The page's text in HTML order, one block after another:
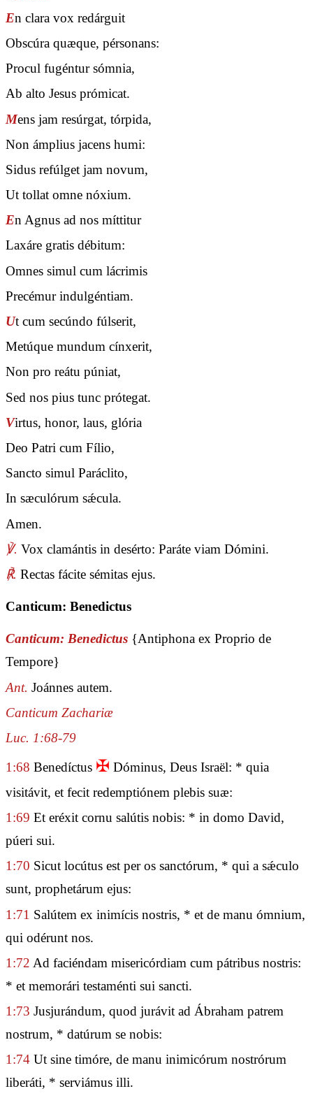
En clara vox redárguit
Obscúra quæque, pérsonans:
Procul fugéntur sómnia,
Ab alto Jesus prómicat.
Mens jam resúrgat, tórpida,
Non ámplius jacens humi:
Sidus refúlget jam novum,
Ut tollat omne nóxium.
En Agnus ad nos míttitur
Laxáre gratis débitum:
Omnes simul cum lácrimis
Precémur indulgéntiam.
Ut cum secúndo fúlserit,
Metúque mundum cínxerit,
Non pro reátu púniat,
Sed nos pius tunc prótegat.
Virtus, honor, laus, glória
Deo Patri cum Fílio,
Sancto simul Paráclito,
In sæculórum sǽcula.
Amen.
℣. Vox clamántis in desérto: Paráte viam Dómini.
℟. Rectas fácite sémitas ejus.
Canticum: Benedictus
Canticum: Benedictus {Antiphona ex Proprio de
Tempore}
Ant. Joánnes autem.
Canticum Zachariæ
Luc. 1:68-79
1:68 Benedíctus ✠ Dóminus, Deus Israël: * quia
visitávit, et fecit redemptiónem plebis suæ:
1:69 Et eréxit cornu salútis nobis: * in domo David,
púeri sui.
1:70 Sicut locútus est per os sanctórum, * qui a sǽculo
sunt, prophetárum ejus:
1:71 Salútem ex inimícis nostris, * et de manu ómnium,
qui odérunt nos.
1:72 Ad faciéndam misericórdiam cum pátribus nostris:
* et memorári testaménti sui sancti.
1:73 Jusjurándum, quod jurávit ad Ábraham patrem
nostrum, * datúrum se nobis:
1:74 Ut sine timóre, de manu inimicórum nostrórum
liberáti, * serviámus illi.